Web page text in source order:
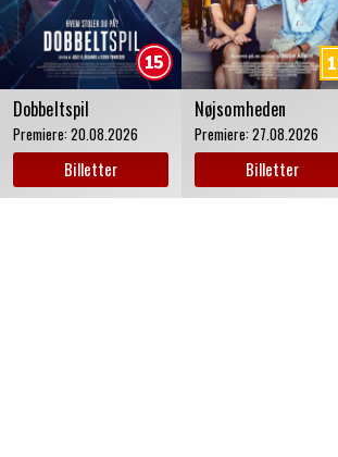
Dobbeltspil
Premiere: 20.08.2026
Billetter
Nøjsomheden
Premiere: 27.08.2026
Billetter